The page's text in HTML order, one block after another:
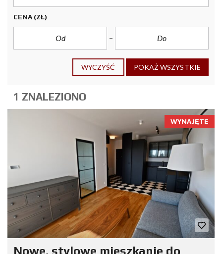
CENA (ZŁ)
WYCZYŚĆ POKAŻ WSZYSTKIE
1 ZNALEZIONO
WYNAJĘTE
Nowe, stylowe mieszkanie do